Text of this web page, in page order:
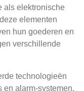
als elektronische
elementen
hun goederen en
verschillende
technologieën
en alarm-systemen,